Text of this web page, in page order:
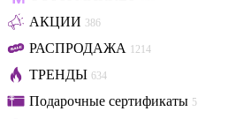
АКЦИИ 386
РАСПРОДАЖА 1214
ТРЕНДЫ 634
Подарочные сертификаты 5